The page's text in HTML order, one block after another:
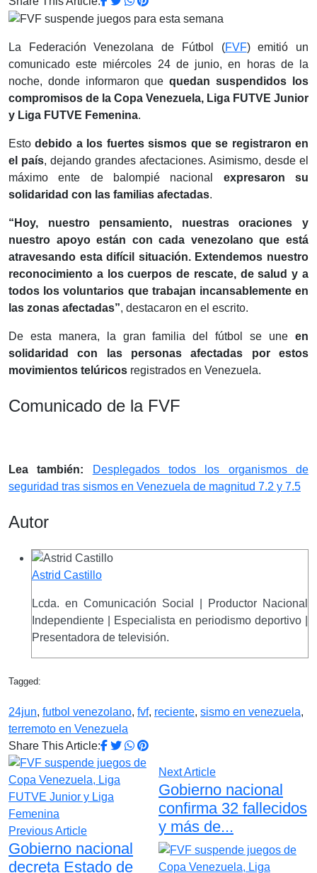
La Federación Venezolana de Fútbol (FVF) emitió un
comunicado este miércoles 24 de junio, en horas de la
noche, donde informaron quequedan suspendidos los
compromisos de la Copa Venezuela, Liga FUTVE Junior
y Liga FUTVE Femenina.
Estodebido a los fuertes sismos que se registraron en
el país, dejando grandes afectaciones. Asimismo, desde el
máximo ente de balompié nacional expresaron su
solidaridad con las familias afectadas.
“Hoy, nuestro pensamiento, nuestras oraciones y
nuestro apoyo están con cada venezolano que está
atravesando esta difícil situación. Extendemos nuestro
reconocimiento a los cuerpos de rescate, de salud y a
todos los voluntarios que trabajan incansablemente en
las zonas afectadas”, destacaron en el escrito.
De esta manera, la gran familia del fútbol se une en
solidaridad con las personas afectadas por estos
movimientos telúricos registrados en Venezuela.
Comunicado de la FVF
Lea también:
Desplegados todos los organismos de
seguridad tras sismos en Venezuela de magnitud 7.2 y 7.5
Autor
Astrid Castillo
Lcda. en Comunicación Social | Productor Nacional
Independiente | Especialista en periodismo deportivo |
Presentadora de televisión.
Tagged:
24jun, futbol venezolano, fvf, reciente, sismo en venezuela,
terremoto en Venezuela
Share This Article:
Previous Article
Gobierno nacional
decreta Estado de
Next Article
Gobierno nacional
confirma 32 fallecidos
y más de...